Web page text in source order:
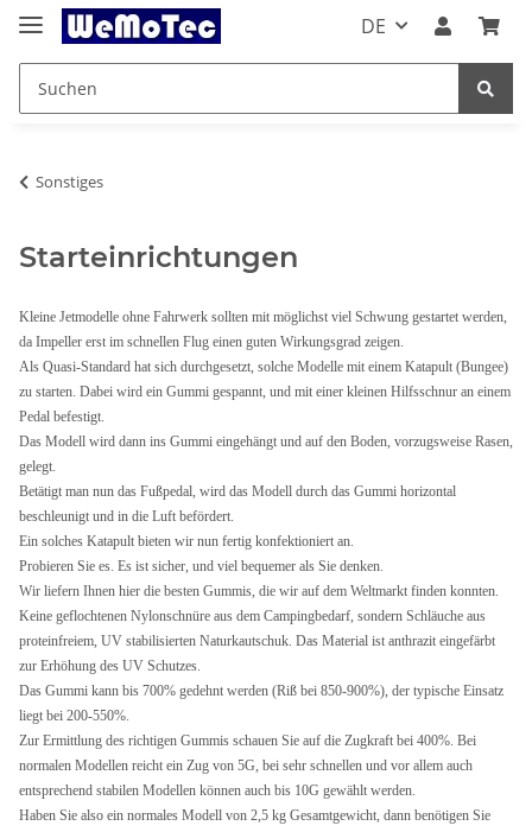
DE
Sonstiges
Starteinrichtungen
Kleine Jetmodelle ohne Fahrwerk sollten mit möglichst viel Schwung gestartet werden,
da Impeller erst im schnellen Flug einen guten Wirkungsgrad zeigen.
Als Quasi-Standard hat sich durchgesetzt, solche Modelle mit einem Katapult (Bungee)
zu starten. Dabei wird ein Gummi gespannt, und mit einer kleinen Hilfsschnur an einem
Pedal befestigt.
Das Modell wird dann ins Gummi eingehängt und auf den Boden, vorzugsweise Rasen,
gelegt.
Betätigt man nun das Fußpedal, wird das Modell durch das Gummi horizontal
beschleunigt und in die Luft befördert.
Ein solches Katapult bieten wir nun fertig konfektioniert an.
Probieren Sie es. Es ist sicher, und viel bequemer als Sie denken.
Wir liefern Ihnen hier die besten Gummis, die wir auf dem Weltmarkt finden konnten.
Keine geflochtenen Nylonschnüre aus dem Campingbedarf, sondern Schläuche aus
proteinfreiem, UV stabilisierten Naturkautschuk. Das Material ist anthrazit eingefärbt
zur Erhöhung des UV Schutzes.
Das Gummi kann bis 700% gedehnt werden (Riß bei 850-900%), der typische Einsatz
liegt bei 200-550%.
Zur Ermittlung des richtigen Gummis schauen Sie auf die Zugkraft bei 400%. Bei
normalen Modellen reicht ein Zug von 5G, bei sehr schnellen und vor allem auch
entsprechend stabilen Modellen können auch bis 10G gewählt werden.
Haben Sie also ein normales Modell von 2,5 kg Gesamtgewicht, dann benötigen Sie